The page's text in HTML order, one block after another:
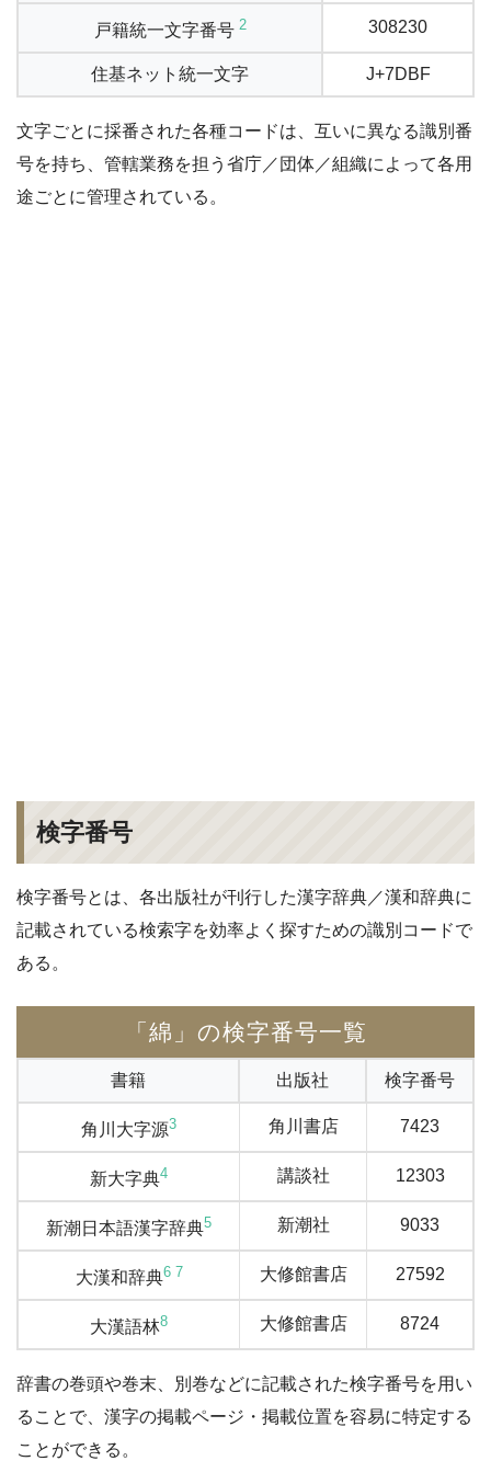
戸籍統一文字番号 2 308230
住基ネット統一文字 J+7DBF
文字ごとに採番された各種コードは、互いに異なる識別番
号を持ち、管轄業務を担う省庁／団体／組織によって各用
途ごとに管理されている。
検字番号
検字番号とは、各出版社が刊行した漢字辞典／漢和辞典に
記載されている検索字を効率よく探すための識別コードで
ある。
「綿」の検字番号一覧
書籍 出版社 検字番号
角川大字源3 角川書店 7423
新大字典4 講談社 12303
新潮日本語漢字辞典5 新潮社 9033
大漢和辞典6 7 大修館書店 27592
大漢語林8 大修館書店 8724
辞書の巻頭や巻末、別巻などに記載された検字番号を用い
ることで、漢字の掲載ページ・掲載位置を容易に特定する
ことができる。